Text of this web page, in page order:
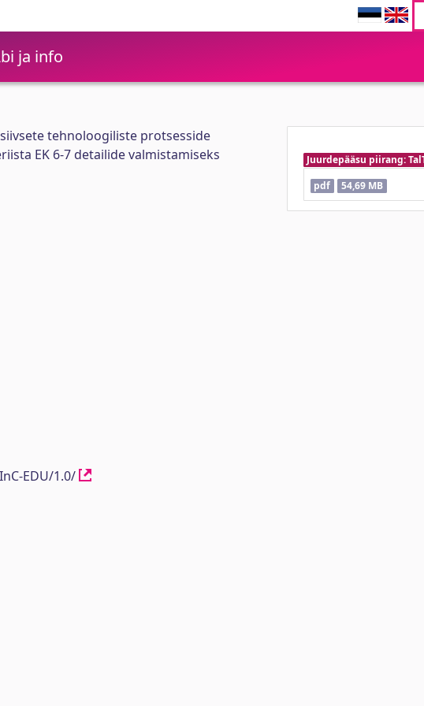
ja info
tehnoloogiliste protsesside
EK 6-7 detailide valmistamiseks
EDU/1.0/
Juurdepääsu piirang:
pdf
54,69 MB